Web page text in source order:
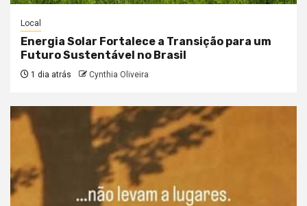
Local
Energia Solar Fortalece a Transição para um
Futuro Sustentável no Brasil
1 dia atrás Cynthia Oliveira